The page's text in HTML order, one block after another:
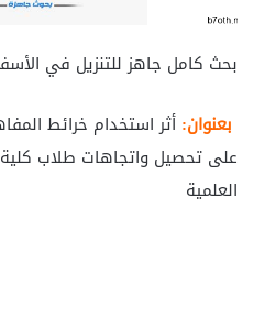
بحث كامل جاهز للتنزيل في
بعنوان: أثر استخدام خرائط
على تحصيل واتجاهات طلاب كلية
العلمية